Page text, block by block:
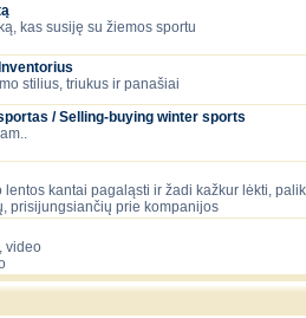
kas susiję su žiemos sportu
stilius, triukus ir panašiai
/ Selling-buying winter sports
kantai pagaląsti ir žadi kažkur lėkti,
prisijungsiančių prie kompanijos
video